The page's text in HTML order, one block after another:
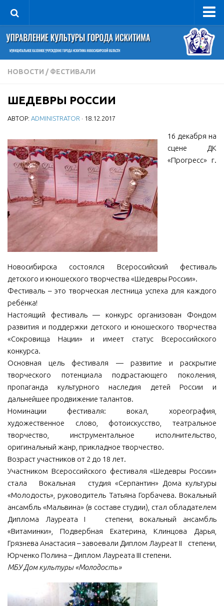
Управление
Руководитель
Сведения об организации
Книга почета культуры
Фотогалерея
Учредительные документы
Правовая база
Противодействие коррупции
Отчеты о деятельности
Учреждения культуры
МБУ Дом культуры «Молодость»
МБОУ ДО «Детская школа искусств»
МБУК «Искитимский городской историко-художественный
музей»
МБУ Парк культуры и отдыха им. И.В. Коротеева
ДК «Россия»
Афиша
Независимая оценка качества
Контакты
НОВОСТИ / ФЕСТИВАЛИ
ШЕДЕВРЫ РОССИИ
АВТОР: ADMINISTRATOR · 18.12.2017
16 декабря на
сцене ДК
«Прогресс» г.
Новосибирска состоялся Всероссийский фестиваль
детского и юношеского творчества «Шедевры России».
Фестиваль – это творческая лестница успеха для каждого
ребёнка!
Настоящий фестиваль — конкурс организован Фондом
развития и поддержки детского и юношеского творчества
«Сокровища Нации» и имеет статус Всероссийского
конкурса.
Основная цель фестиваля — развитие и раскрытие
творческого потенциала подрастающего поколения,
пропаганда культурного наследия детей России и
дальнейшее продвижение талантов.
Номинации фестиваля: вокал, хореография,
художественное слово, фотоискусство, театральное
творчество, инструментальное исполнительство,
оригинальный жанр, прикладное творчество.
Возраст участников от 2 до 18 лет.
Участником Всероссийского фестиваля «Шедевры России»
стала Вокальная студия «Серпантин» Дома культуры
«Молодость», руководитель Татьяна Горбачева. Вокальный
ансамбль «Мальвина» (в составе студии), стал обладателем
Диплома Лауреата I степени, вокальный ансамбль
«Витаминки», Подвербная Екатерина, Клинцова Дарья,
Грязнева Анастасия – завоевали Диплом Лауреат II степени,
Юрченко Полина – Диплом Лауреата III степени.
МБУ Дом культуры «Молодость»